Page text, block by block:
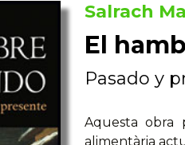
Salrach
El
Pasado y
Aquesta obra
alimentària